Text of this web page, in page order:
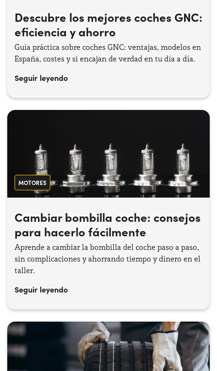
¿Necesitas ayuda?
Descubre los mejores coches GNC:
eficiencia y ahorro
Guía práctica sobre coches GNC: ventajas, modelos en
España, costes y si encajan de verdad en tu día a día.
Seguir leyendo
MOTORES
Cambiar bombilla coche: consejos
para hacerlo fácilmente
Aprende a cambiar la bombilla del coche paso a paso,
sin complicaciones y ahorrando tiempo y dinero en el
taller.
Seguir leyendo